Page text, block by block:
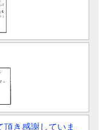
頂き感謝していま